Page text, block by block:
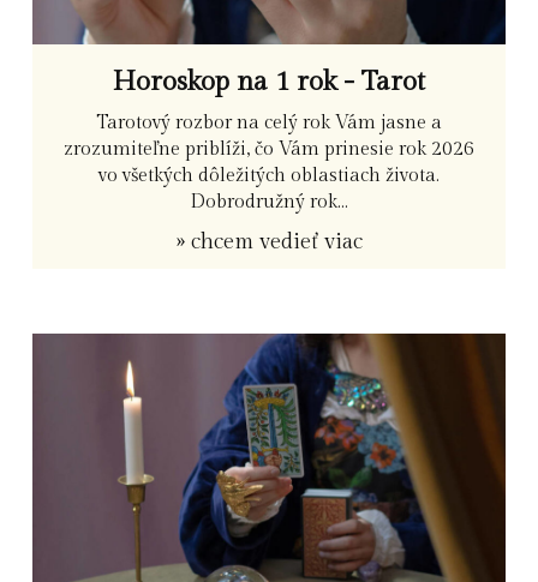
Horoskop na 1 rok - Tarot
Tarotový rozbor na celý rok Vám jasne a
zrozumiteľne priblíži, čo Vám prinesie rok 2026
vo všetkých dôležitých oblastiach života.
Dobrodružný rok...
» chcem vedieť viac